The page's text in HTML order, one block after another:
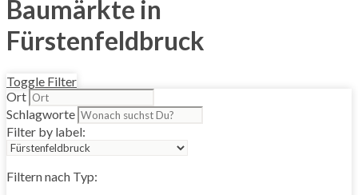
Baumärkte in
Fürstenfeldbruck
Toggle Filter
Ort
Schlagworte
Filter by label:
Filtern nach Typ: